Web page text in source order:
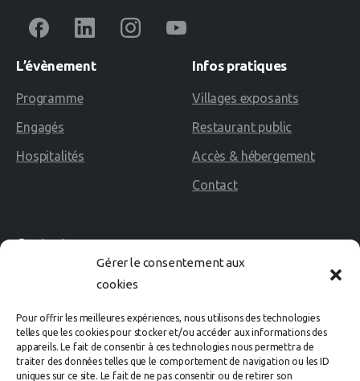
Gérer le consentement aux
cookies
Pour offrir les meilleures expériences, nous utilisons des technologies
telles que les cookies pour stocker et/ou accéder aux informations des
appareils. Le fait de consentir à ces technologies nous permettra de
traiter des données telles que le comportement de navigation ou les ID
uniques sur ce site. Le fait de ne pas consentir ou de retirer son
L’évènement
Programme
Engagés
Hospitalités
Infos pratiques
Villages exposants
Restaurant public
Accès & hébergement
Contact
Contact
02 40 60 02 80
Avenue des Rosières
44500 LA BAULE Cedex